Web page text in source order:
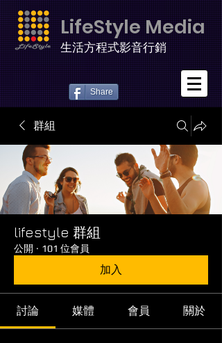
LifeStyle Media
生活方程式影音行銷
Share
群組
lifestyle 群組
公開 · 101 位會員
加入
討論 媒體 會員 關於